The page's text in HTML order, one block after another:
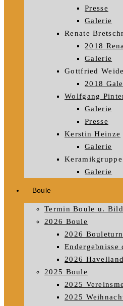
Presse
Galerie
Renate
2018
Galerie
Gottfried
2018
Wolfgang
Galerie
Presse
Kerstin Heinze
Galerie
Keramikgruppe
Galerie
Boule
Termin Boule u.
2026 Boule
2026
2026
2025 Boule
2025
2025